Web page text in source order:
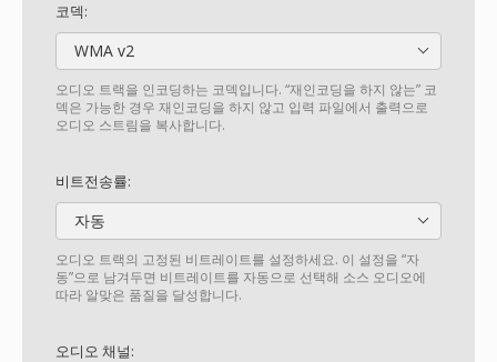
코덱:
WMA v2
오디오 트랙을 인코딩하는 코덱입니다. “재인코딩을 하지 않는” 코
덱은 가능한 경우 재인코딩을 하지 않고 입력 파일에서 출력으로
오디오 스트림을 복사합니다.
비트전송률:
자동
오디오 트랙의 고정된 비트레이트를 설정하세요. 이 설정을 “자
동”으로 남겨두면 비트레이트를 자동으로 선택해 소스 오디오에
따라 알맞은 품질을 달성합니다.
오디오 채널: